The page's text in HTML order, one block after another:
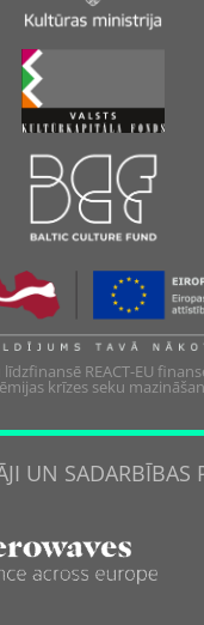
REACT-EU
krīzes seku
UN SADARBĪBAS